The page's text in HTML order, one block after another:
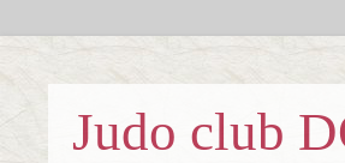
Judo club